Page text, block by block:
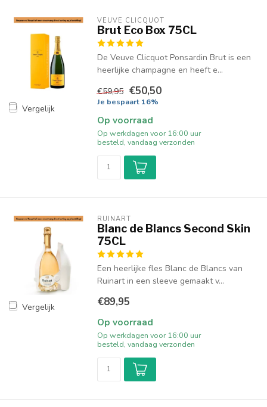
Vergelijk
VEUVE CLICQUOT
Brut Eco Box 75CL
De Veuve Clicquot Ponsardin Brut is een
heerlijke champagne en heeft e...
€59,95 €50,50
Je bespaart 16%
Op voorraad
Op werkdagen voor 16:00 uur
besteld, vandaag verzonden
Vergelijk
RUINART
Blanc de Blancs Second Skin
75CL
Een heerlijke fles Blanc de Blancs van
Ruinart in een sleeve gemaakt v...
€89,95
Op voorraad
Op werkdagen voor 16:00 uur
besteld, vandaag verzonden